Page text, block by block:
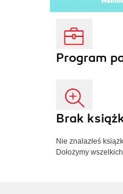
Program
Brak
Nie znalazłeś
Dołożymy